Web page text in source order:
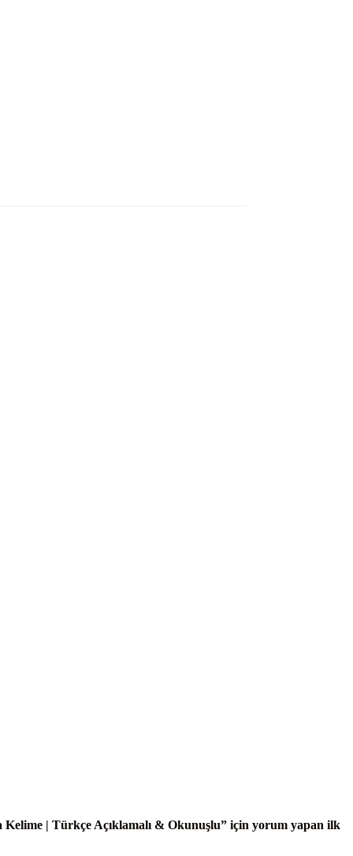
Kelime | Türkçe Açıklamalı & Okunuşlu” için yorum yapan ilk